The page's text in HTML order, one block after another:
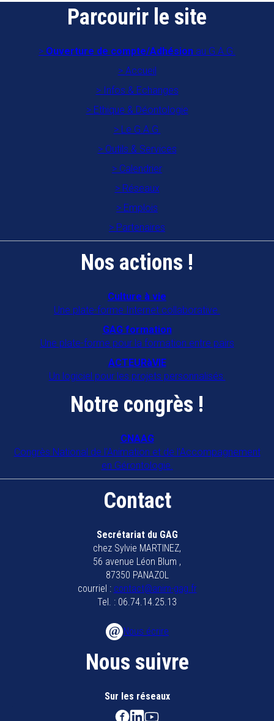
Parcourir le site
Ouverture de compte/Adhésion au G.A.G.
Accueil
Infos & Echanges
Ethique & Déontologie
Le G.A.G.
Outils & Services
Calendrier
Réseaux
Emplois
Partenaires
Nos actions !
Culture à vie
Une plate-forme Internet collaborative.
GAG formation
Une plate-forme pour la formation entre pairs
ACTEURàVIE
Un logiciel pour les projets personnalisés.
Notre congrès !
CNAAG
Congrès National de l'Animation et de l'Accompagnement
en Gérontologie.
Contact
Secrétariat du GAG
chez Sylvie MARTINEZ,
56 avenue Léon Blum ,
87350 PANAZOL
courriel : contact@anim-gag.fr
Tel. : 06.74.14.25.13
Nous écrire
Nous suivre
Sur les réseaux